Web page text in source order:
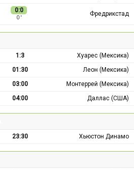
0:0
0 ′
Фредрикстад
1:3
Хуарес (Мексика)
01:30
Леон (Мексика)
03:00
Монтеррей (Мексика)
04:00 Даллас (США)
23:30 Хьюстон Динамо